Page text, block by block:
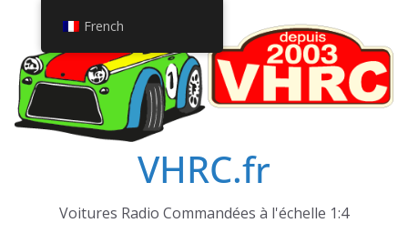
contenu
VHRC.fr
Voitures Radio Commandées à l'échelle 1:4
French